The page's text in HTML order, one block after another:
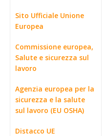
Sito Ufficiale Unione
Europea
Commissione europea,
Salute e sicurezza sul
lavoro
Agenzia europea per la
sicurezza e la salute
sul lavoro (EU OSHA)
Distacco UE